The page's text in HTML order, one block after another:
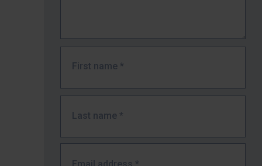
First name *
Last name *